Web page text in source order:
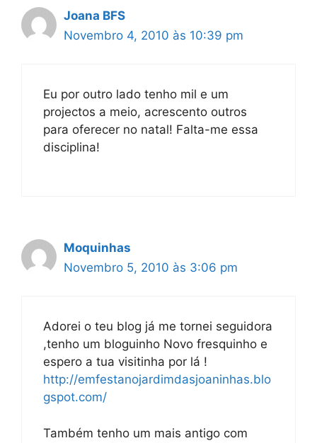
Joana BFS
Novembro 4, 2010 às 10:39 pm
Eu por outro lado tenho mil e um
projectos a meio, acrescento outros
para oferecer no natal! Falta-me essa
disciplina!
Moquinhas
Novembro 5, 2010 às 3:06 pm
Adorei o teu blog já me tornei seguidora
,tenho um bloguinho Novo fresquinho e
espero a tua visitinha por lá !
http://emfestanojardimdasjoaninhas.blo
gspot.com/
Também tenho um mais antigo com